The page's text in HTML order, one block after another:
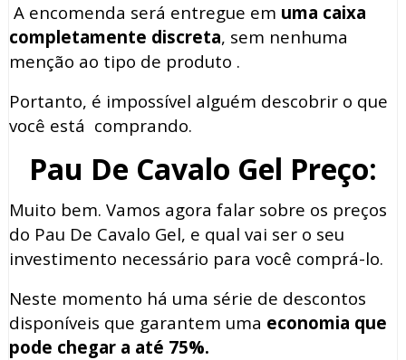
A encomenda será entregue em uma caixa
completamente discreta, sem nenhuma
menção ao tipo de produto .
Portanto, é impossível alguém descobrir o que
você está comprando.
Pau De Cavalo Gel Preço:
Muito bem. Vamos agora falar sobre os preços
do Pau De Cavalo Gel, e qual vai ser o seu
investimento necessário para você comprá-lo.
Neste momento há uma série de descontos
disponíveis que garantem uma economia que
pode chegar a até 75%.